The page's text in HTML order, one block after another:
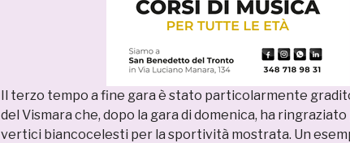
Il terzo tempo a fine gara è stato particolarmente
del Vismara che, dopo la gara di domenica, ha
vertici biancocelesti per la sportività mostrata. Un